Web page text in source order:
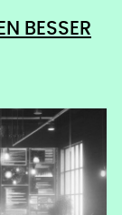
BESSER